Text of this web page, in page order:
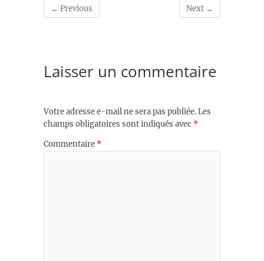
← Previous Next →
Laisser un commentaire
Votre adresse e-mail ne sera pas publiée.Les
champs obligatoires sont indiqués avec *
Commentaire *